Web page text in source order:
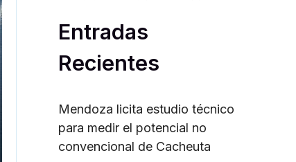
r
:
Entradas
Recientes
Mendoza licita estudio técnico
para medir el potencial no
convencional de Cacheuta